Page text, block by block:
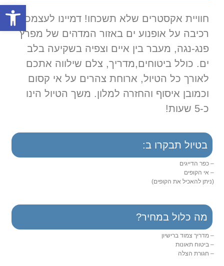
פתחחוויית אקסטרים שלא תשכחו! דמיינו לעצמכם
רכיבה על אופנוע ים באזור המדהים של מפרץ
פנג-נגה, מעבר בין איים וצפיה בשקיעה בלב
ים. כולל ביטוחים,מדריך, צלם שילווה אתכם
לאורך כל הטיול, ארוחת צהרים על אי קסום
וכמובן איסוף והחזרה למלון. משך הטיול הינו
כ-5 שעות!
בטיול תבקרו ב:
– כפר הדייגים
– אי הקופים
(ניתן להאכיל את הקופים)
מה כלול במחיר?
– מדריך צמוד ברישיון
– ביטוח תאונות
– חגורת הצלה